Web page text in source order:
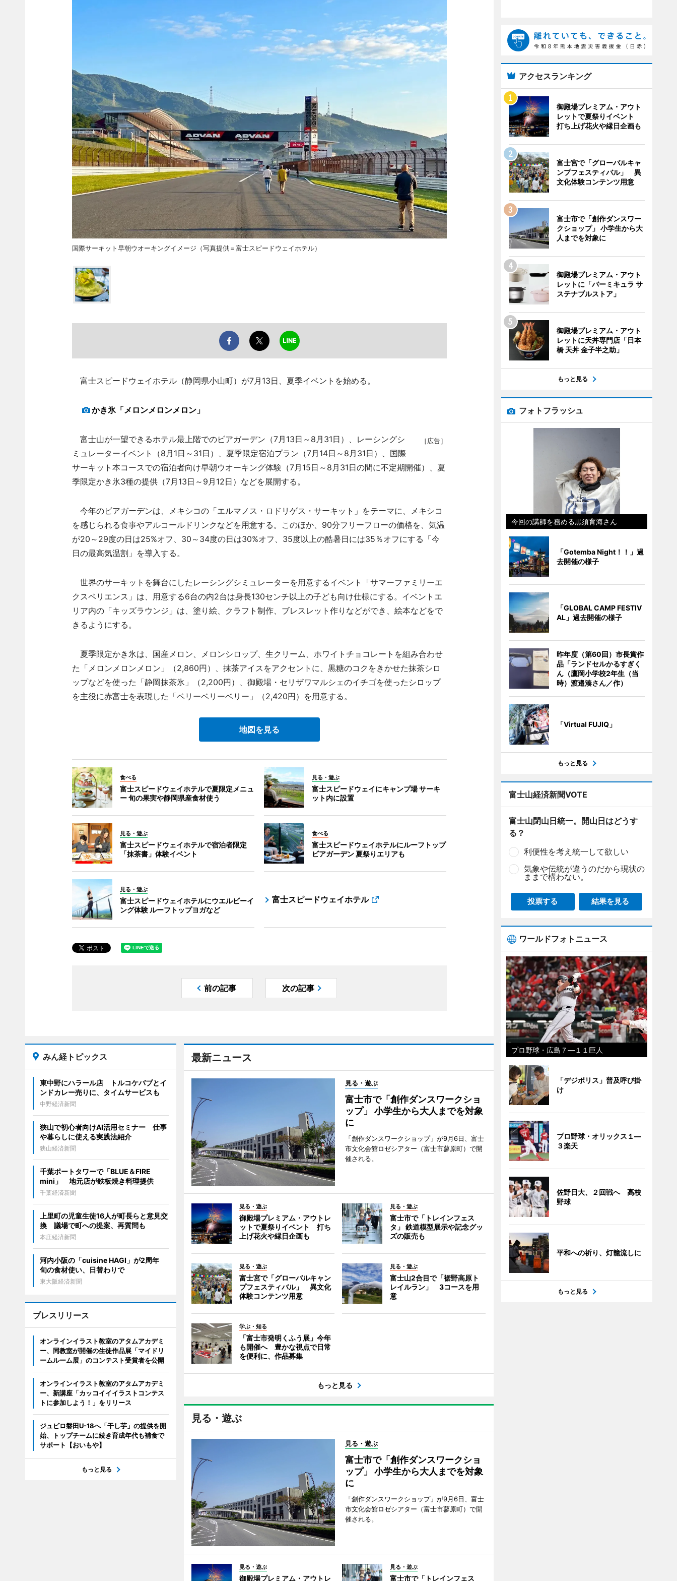
国際サーキット早朝ウオーキングイメージ（写真提供＝富士スピードウェイホテル）
富士スピードウェイホテル（静岡県小山町）が7月13日、夏季イベントを始める。
かき氷「メロンメロンメロン」
［広告］
富士山が一望できるホテル最上階でのビアガーデン（7月13日～8月31日）、レーシングシ
ミュレーターイベント（8月1日～31日）、夏季限定宿泊プラン（7月14日～8月31日）、国際
サーキット本コースでの宿泊者向け早朝ウオーキング体験（7月15日～8月31日の間に不定期開催）、夏
季限定かき氷3種の提供（7月13日～9月12日）などを展開する。
今年のビアガーデンは、メキシコの「エルマノス・ロドリゲス・サーキット」をテーマに、メキシコ
を感じられる食事やアルコールドリンクなどを用意する。このほか、90分フリーフローの価格を、気温
が20～29度の日は25%オフ、30～34度の日は30%オフ、35度以上の酷暑日には35％オフにする「今
日の最高気温割」を導入する。
世界のサーキットを舞台にしたレーシングシミュレーターを用意するイベント「サマーファミリーエ
クスペリエンス」は、用意する6台の内2台は身長130センチ以上の子ども向け仕様にする。イベントエ
リア内の「キッズラウンジ」は、塗り絵、クラフト制作、ブレスレット作りなどができ、絵本などをで
きるようにする。
夏季限定かき氷は、国産メロン、メロンシロップ、生クリーム、ホワイトチョコレートを組み合わせ
た「メロンメロンメロン」（2,860円）、抹茶アイスをアクセントに、黒糖のコクをきかせた抹茶シロ
ップなどを使った「静岡抹茶氷」（2,200円）、御殿場・セリザワマルシェのイチゴを使ったシロップ
を主役に赤富士を表現した「ベリーベリーベリー」（2,420円）を用意する。
地図を見る
食べる
富士スピードウェイホテルで夏限定メニュ
ー 旬の果実や静岡県産食材使う
見る・遊ぶ
富士スピードウェイにキャンプ場 サーキ
ット内に設置
見る・遊ぶ
富士スピードウェイホテルで宿泊者限定
「抹茶書」体験イベント
食べる
富士スピードウェイホテルにルーフトップ
ビアガーデン 夏祭りエリアも
見る・遊ぶ
富士スピードウェイホテルにウエルビーイ
ング体験 ルーフトップヨガなど
富士スピードウェイホテル
前の記事 次の記事
最新ニュース
見る・遊ぶ
富士市で「創作ダンスワークショ
ップ」 小学生から大人までを対象
に
「創作ダンスワークショップ」が9月6日、富士
市文化会館ロゼシアター（富士市蓼原町）で開
催される。
見る・遊ぶ
御殿場プレミアム・アウトレ
ットで夏祭りイベント 打ち
上げ花火や縁日企画も
見る・遊ぶ
富士市で「トレインフェス
タ」 鉄道模型展示や記念グッ
ズの販売も
見る・遊ぶ
富士宮で「グローバルキャン
プフェスティバル」 異文化
体験コンテンツ用意
見る・遊ぶ
富士山2合目で「裾野高原ト
レイルラン」 3コースを用
意
学ぶ・知る
「富士市発明くふう展」今年
も開催へ 豊かな視点で日常
を便利に、作品募集
もっと見る
見る・遊ぶ
見る・遊ぶ
富士市で「創作ダンスワークショ
ップ」 小学生から大人までを対象
に
「創作ダンスワークショップ」が9月6日、富士
市文化会館ロゼシアター（富士市蓼原町）で開
催される。
見る・遊ぶ
御殿場プレミアム・アウトレ
見る・遊ぶ
富士市で「トレインフェス
みん経トピックス
東中野にハラール店 トルコケバブとイ
ンドカレー売りに、タイムサービスも
中野経済新聞
狭山で初心者向けAI活用セミナー 仕事
や暮らしに使える実践法紹介
狭山経済新聞
千葉ポートタワーで「BLUE＆FIRE
mini」 地元店が鉄板焼き料理提供
千葉経済新聞
上里町の児童生徒16人が町長らと意見交
換 議場で町への提案、再質問も
本庄経済新聞
河内小阪の「cuisine HAGI」が2周年
旬の食材使い、日替わりで
東大阪経済新聞
プレスリリース
オンラインイラスト教室のアタムアカデミ
ー、同教室が開催の生徒作品展「マイドリ
ームルーム展」のコンテスト受賞者を公開
オンラインイラスト教室のアタムアカデミ
ー、新講座「カッコイイイラストコンテス
トに参加しよう！」をリリース
ジュビロ磐田U-18へ「干し芋」の提供を開
始、トップチームに続き育成年代も補食で
サポート【おいもや】
もっと見る
アクセスランキング
御殿場プレミアム・アウト
レットで夏祭りイベント
打ち上げ花火や縁日企画も
富士宮で「グローバルキャ
ンプフェスティバル」 異
文化体験コンテンツ用意
富士市で「創作ダンスワー
クショップ」 小学生から大
人までを対象に
御殿場プレミアム・アウト
レットに「バーミキュラ サ
ステナブルストア」
御殿場プレミアム・アウト
レットに天丼専門店「日本
橋 天丼 金子半之助」
もっと見る
フォトフラッシュ
今回の講師を務める黒須育海さん
「Gotemba Night！！」過
去開催の様子
「GLOBAL CAMP FESTIV
AL」過去開催の様子
昨年度（第60回）市長賞作
品「ランドセルかるすぎく
ん（鷹岡小学校2年生（当
時）渡邉湊さん／作）
「Virtual FUJIQ」
もっと見る
富士山経済新聞VOTE
富士山閉山日統一。開山日はどうす
る？
利便性を考え統一して欲しい
気象や伝統が違うのだから現状の
ままで構わない。
投票する 結果を見る
ワールドフォトニュース
プロ野球・広島７―１１巨人
「デジポリス」普及呼び掛
け
プロ野球・オリックス１―
３楽天
佐野日大、２回戦へ 高校
野球
平和への祈り、灯籠流しに
もっと見る